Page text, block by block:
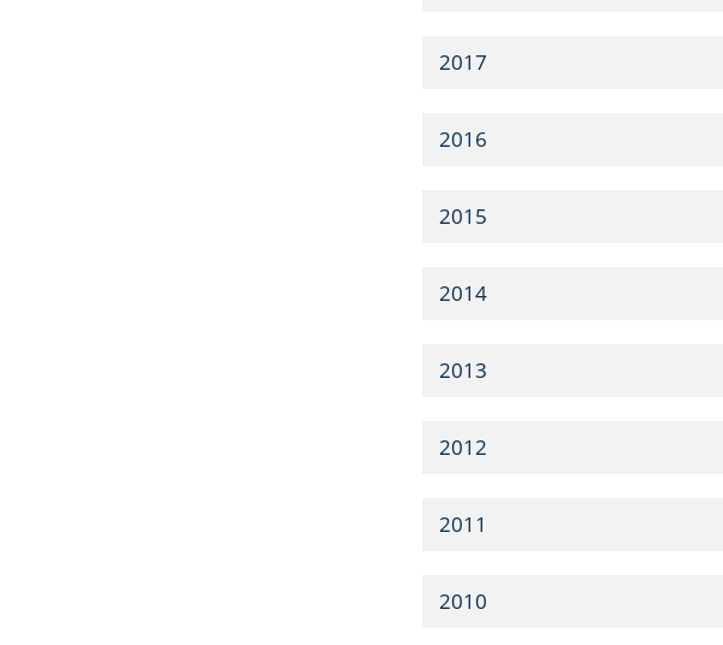
2017
2016
2015
2014
2013
2012
2011
2010